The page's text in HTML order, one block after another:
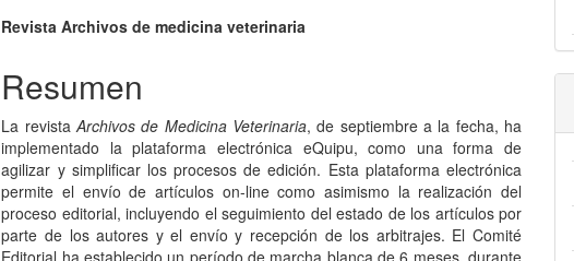
Contenido
principal
del
artículo
Revista Archivos de medicina veterinaria
Resumen
La revistaArchivos de Medicina Veterinaria, de septiembre a la fecha, ha
implementado la plataforma electrónica eQuipu, como una forma de
agilizar y simplificar los procesos de edición. Esta plataforma electrónica
permite el envío de artículos on-line como asimismo la realización del
proceso editorial, incluyendo el seguimiento del estado de los artículos por
parte de los autores y el envío y recepción de los arbitrajes. El Comité